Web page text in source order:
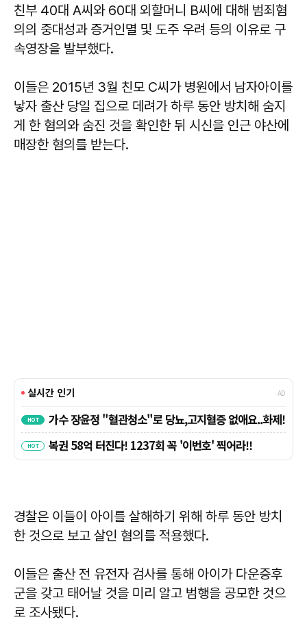
친부 40대 A씨와 60대 외할머니 B씨에 대해 범죄혐
의의 중대성과 증거인멸 및 도주 우려 등의 이유로 구
속영장을 발부했다.
이들은 2015년 3월 친모 C씨가 병원에서 남자아이를
낳자 출산 당일 집으로 데려가 하루 동안 방치해 숨지
게 한 혐의와 숨진 것을 확인한 뒤 시신을 인근 야산에
매장한 혐의를 받는다.
경찰은 이들이 아이를 살해하기 위해 하루 동안 방치
한 것으로 보고 살인 혐의를 적용했다.
이들은 출산 전 유전자 검사를 통해 아이가 다운증후
군을 갖고 태어날 것을 미리 알고 범행을 공모한 것으
로 조사됐다.